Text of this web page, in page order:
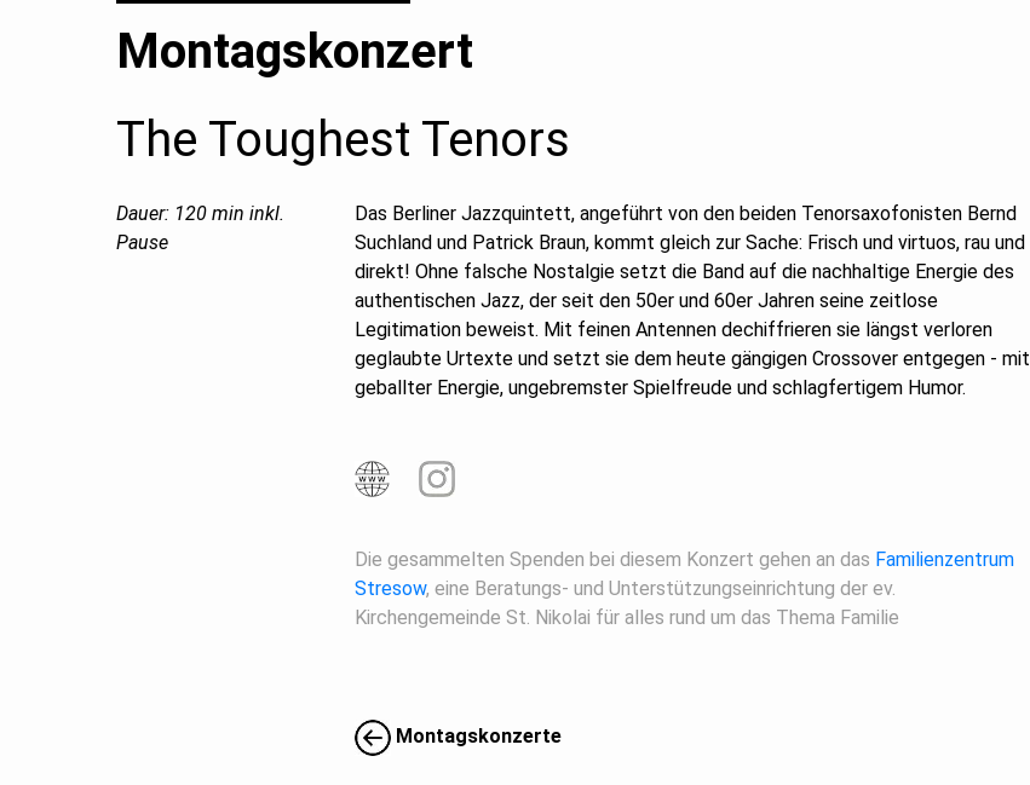
Montagskonzert
The Toughest Tenors
Dauer: 120 min inkl.
Pause
Das Berliner Jazzquintett, angeführt von den beiden Tenorsaxofonisten Bernd
Suchland und Patrick Braun, kommt gleich zur Sache: Frisch und virtuos, rau und
direkt! Ohne falsche Nostalgie setzt die Band auf die nachhaltige Energie des
authentischen Jazz, der seit den 50er und 60er Jahren seine zeitlose
Legitimation beweist. Mit feinen Antennen dechiffrieren sie längst verloren
geglaubte Urtexte und setzt sie dem heute gängigen Crossover entgegen - mit
geballter Energie, ungebremster Spielfreude und schlagfertigem Humor.
Die gesammelten Spenden bei diesem Konzert gehen an das Familienzentrum
Stresow, eine Beratungs- und Unterstützungseinrichtung der ev.
Kirchengemeinde St. Nikolai für alles rund um das Thema Familie
Montagskonzerte